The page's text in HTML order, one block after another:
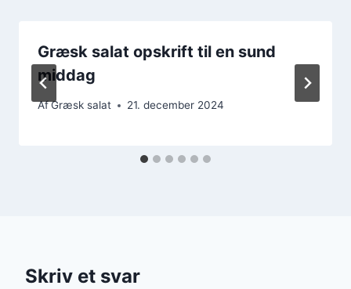
Græsk salat opskrift til en sund
middag
AfGræsk salat 21. december 2024
Skriv et svar